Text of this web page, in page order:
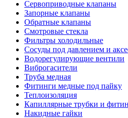
Сервоприводные клапаны
Запорные клапаны
Обратные клапаны
Смотровые стекла
Фильтры холодильные
Сосуды под давлением и
Водорегулирующие вентили
Виброгасители
Труба медная
Фитинги медные под пайку
Теплоизоляция
Капиллярные трубки и
Накидные гайки